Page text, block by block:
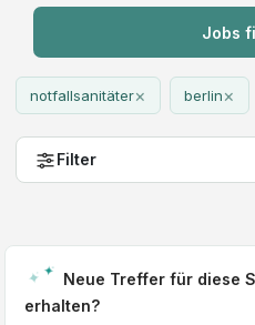
Jobs
notfallsanitäter× berlin×
Filter
Neue Treffer für diese
erhalten?